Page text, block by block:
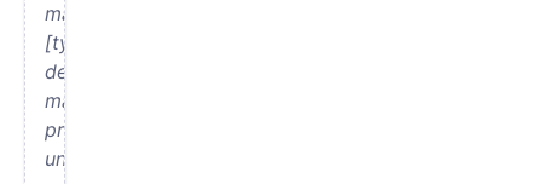
machine
[type
de
machine]
produit
un